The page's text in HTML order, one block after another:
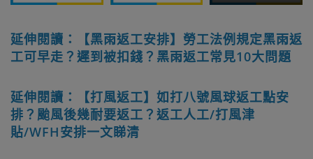
延伸閱讀：【黑雨返工安排】勞工法例規定黑雨返
工可早走？遲到被扣錢？黑雨返工常見10大問題
延伸閱讀：【打風返工】如打八號風球返工點安
排？颱風後幾耐要返工？返工人工/打風津
貼/WFH安排一文睇清